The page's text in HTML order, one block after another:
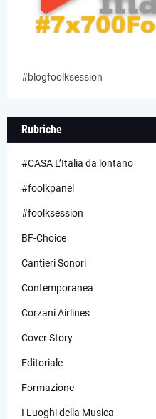
#blogfoolksession
Rubriche
#CASA L’Italia da lontano
#foolkpanel
#foolksession
BF-Choice
Cantieri Sonori
Contemporanea
Corzani Airlines
Cover Story
Editoriale
Formazione
I Luoghi della Musica